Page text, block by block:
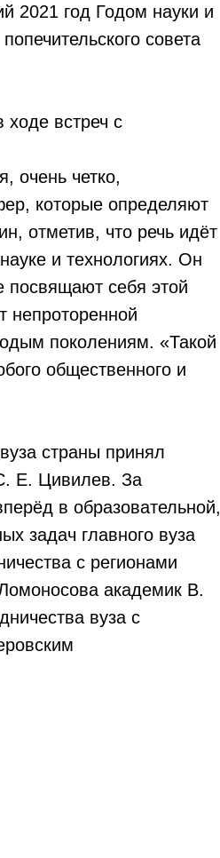
2021 год Годом науки и
совета
ходе встреч с
очень четко,
которые определяют
отметив, что речь идёт
и технологиях. Он
посвящают себя этой
непроторенной
поколениям. «Такой
общественного и
страны принял
Е. Цивилев. За
в образовательной,
задач главного вуза
с регионами
академик В.
вуза с